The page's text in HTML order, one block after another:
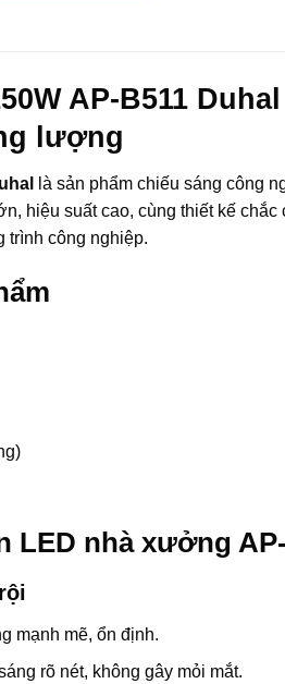
AP-B511
lượng
là sản phẩm chiếu sáng công
hiệu suất cao, cùng thiết kế
trình công nghiệp.
LED nhà xưởng
mạnh mẽ, ổn định.
rõ nét, không gây mỏi mắt.